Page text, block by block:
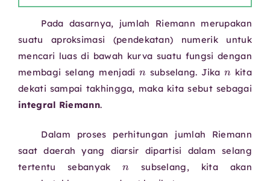
Pada dasarnya, jumlah Riemann merupakan
suatu aproksimasi (pendekatan) numerik untuk
mencari luas di bawah kurva suatu fungsi dengan
membagi selang menjadi subselang. Jika
kita
dekati sampai takhingga, maka kita sebut sebagai
integral Riemann.
Dalam proses perhitungan jumlah Riemann
saat daerah yang diarsir dipartisi dalam selang
tertentu sebanyak
subselang, kita akan